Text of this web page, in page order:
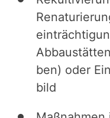
ben) oder
bild